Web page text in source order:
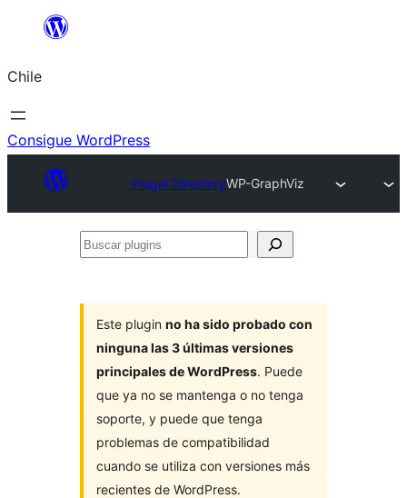
Saltar
contenido
Chile
Consigue WordPress
Plugin DirectoryWP-GraphViz
Buscar
Este plugin no ha sido probado con
ninguna las 3 últimas versiones
principales de WordPress. Puede
que ya no se mantenga o no tenga
soporte, y puede que tenga
problemas de compatibilidad
cuando se utiliza con versiones más
recientes de WordPress.